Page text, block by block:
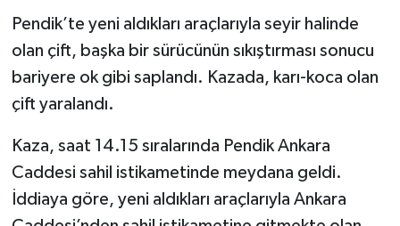
Pendik’te yeni aldıkları araçlarıyla seyir halinde
olan çift, başka bir sürücünün sıkıştırması sonucu
bariyere ok gibi saplandı. Kazada, karı-koca olan
çift yaralandı.
Kaza, saat 14.15 sıralarında Pendik Ankara
Caddesi sahil istikametinde meydana geldi.
İddiaya göre, yeni aldıkları araçlarıyla Ankara